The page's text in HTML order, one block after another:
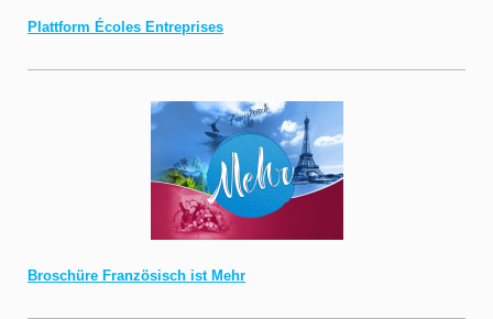
Plattform Écoles Entreprises
Broschüre Französisch ist Mehr